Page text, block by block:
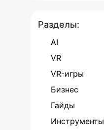
Разделы:
AI
VR
VR-игры
Бизнес
Гайды
Инструменты